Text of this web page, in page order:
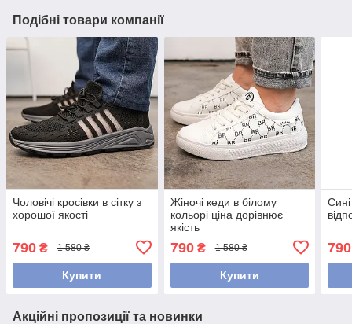
Подібні товари компанії
Чоловічі кросівки в сітку з
хорошої якості
790 ₴ 1 580 ₴
Купити
Жіночі кеди в білому
кольорі ціна дорівнює
якість
790₴ 1 580 ₴
Купити
Сині
790
Акційні пропозиції та новинки